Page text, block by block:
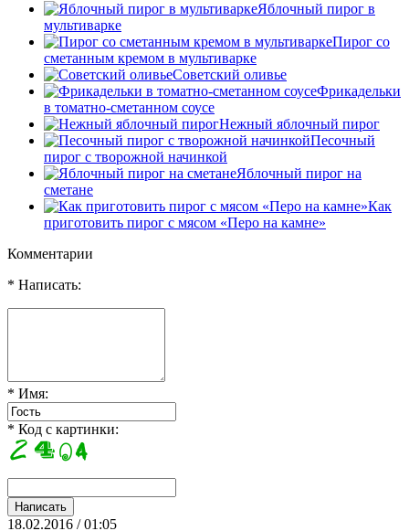
Яблочный пирог в
мультиварке
Пирог со
сметанным кремом в мультиварке
Советский оливье
Фрикадельки
в томатно-сметанном соусе
Нежный яблочный пирог
Песочный
пирог с творожной начинкой
Яблочный пирог на
сметане
Как
приготовить пирог с мясом «Перо на камне»
Комментарии
* Написать:
* Имя:
* Код с картинки:
18.02.2016 / 01:05